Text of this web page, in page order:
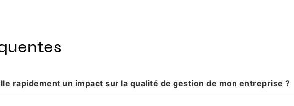
rapidement un impact sur la qualité de gestion de mon entreprise ?